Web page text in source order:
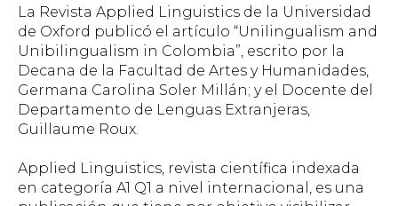
La Revista Applied Linguistics de la Universidad
de Oxford publicó el artículo “Unilingualism and
Unibilingualism in Colombia”, escrito por la
Decana de la Facultad de Artes y Humanidades,
Germana Carolina Soler Millán; y el Docente del
Departamento de Lenguas Extranjeras,
Guillaume Roux.
Applied Linguistics, revista científica indexada
en categoría A1 Q1 a nivel internacional, es una